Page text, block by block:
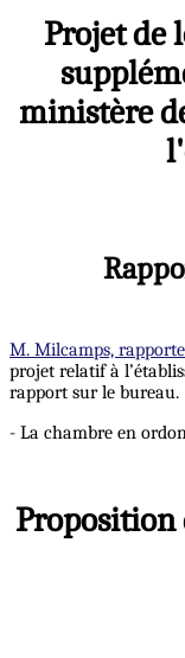
Projet de
ministère
M. Milcamps,
projet relatif à
rapport sur le bureau.
- La chambre en
Proposition